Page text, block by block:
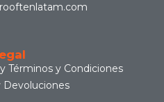
Términos y Condiciones
Devoluciones